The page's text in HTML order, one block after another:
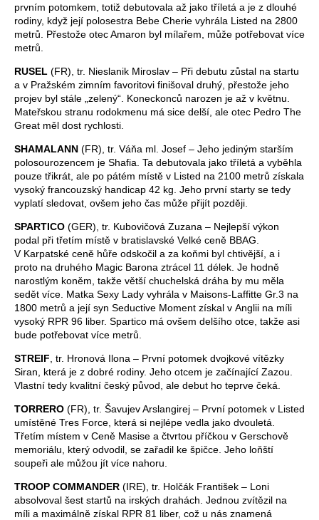
prvním potomkem, totiž debutovala až jako tříletá a je z dlouhé
rodiny, když její polosestra Bebe Cherie vyhrála Listed na 2800
metrů. Přestože otec Amaron byl mílařem, může potřebovat více
metrů.
RUSEL (FR), tr. Nieslanik Miroslav – Při debutu zůstal na startu
a v Pražském zimním favoritovi finišoval druhý, přestože jeho
projev byl stále „zelený“. Koneckonců narozen je až v květnu.
Mateřskou stranu rodokmenu má sice delší, ale otec Pedro The
Great měl dost rychlosti.
SHAMALANN (FR), tr. Váňa ml. Josef – Jeho jediným starším
polosourozencem je Shafia. Ta debutovala jako tříletá a vyběhla
pouze třikrát, ale po pátém místě v Listed na 2100 metrů získala
vysoký francouzský handicap 42 kg. Jeho první starty se tedy
vyplatí sledovat, ovšem jeho čas může přijít později.
SPARTICO (GER), tr. Kubovičová Zuzana – Nejlepší výkon
podal při třetím místě v bratislavské Velké ceně BBAG.
V Karpatské ceně hůře odskočil a za koňmi byl chtivější, a i
proto na druhého Magic Barona ztrácel 11 délek. Je hodně
narostlým koněm, takže větší chuchelská dráha by mu měla
sedět více. Matka Sexy Lady vyhrála v Maisons-Laffitte Gr.3 na
1800 metrů a její syn Seductive Moment získal v Anglii na míli
vysoký RPR 96 liber. Spartico má ovšem delšího otce, takže asi
bude potřebovat více metrů.
STREIF , tr. Hronová Ilona – První potomek dvojkové vítězky
Siran, která je z dobré rodiny. Jeho otcem je začínající Zazou.
Vlastní tedy kvalitní český původ, ale debut ho teprve čeká.
TORRERO (FR), tr. Šavujev Arslangirej – První potomek v Listed
umístěné Tres Force, která si nejlépe vedla jako dvouletá.
Třetím místem v Ceně Masise a čtvrtou příčkou v Gerschově
memoriálu, který odvodil, se zařadil ke špičce. Jeho loňští
soupeři ale můžou jít více nahoru.
TROOP COMMANDER (IRE), tr. Holčák František – Loni
absolvoval šest startů na irských drahách. Jednou zvítězil na
míli a maximálně získal RPR 81 liber, což u nás znamená